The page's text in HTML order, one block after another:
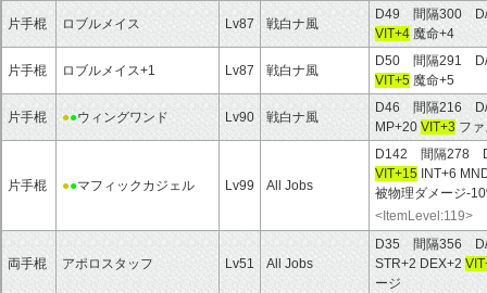
片手棍 ロブルメイス Lv87 戦白ナ風
D49 間隔300
VIT+4 魔命+4
片手棍 ロブルメイス+1 Lv87 戦白ナ風
D50 間隔291
VIT+5 魔命+5
片手棍 ●●ウィングワンド Lv90 戦白ナ風
D46 間隔216
MP+20 VIT+3 フ
片手棍 ●●マフィックカジェル Lv99 All Jobs
D142 間隔278
VIT+15 INT+6
被物理ダメージ-
<ItemLevel:119>
両手棍 アポロスタッフ Lv51 All Jobs
D35 間隔356
STR+2 DEX+2
ージ